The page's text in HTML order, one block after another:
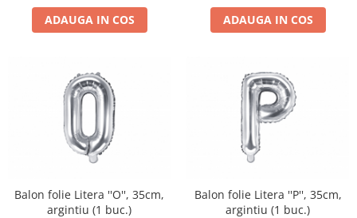
ADAUGA IN COS ADAUGA IN COS
Balon folie Litera ''O'', 35cm,
argintiu (1 buc.)
Balon folie Litera ''P'', 35cm,
argintiu (1 buc.)